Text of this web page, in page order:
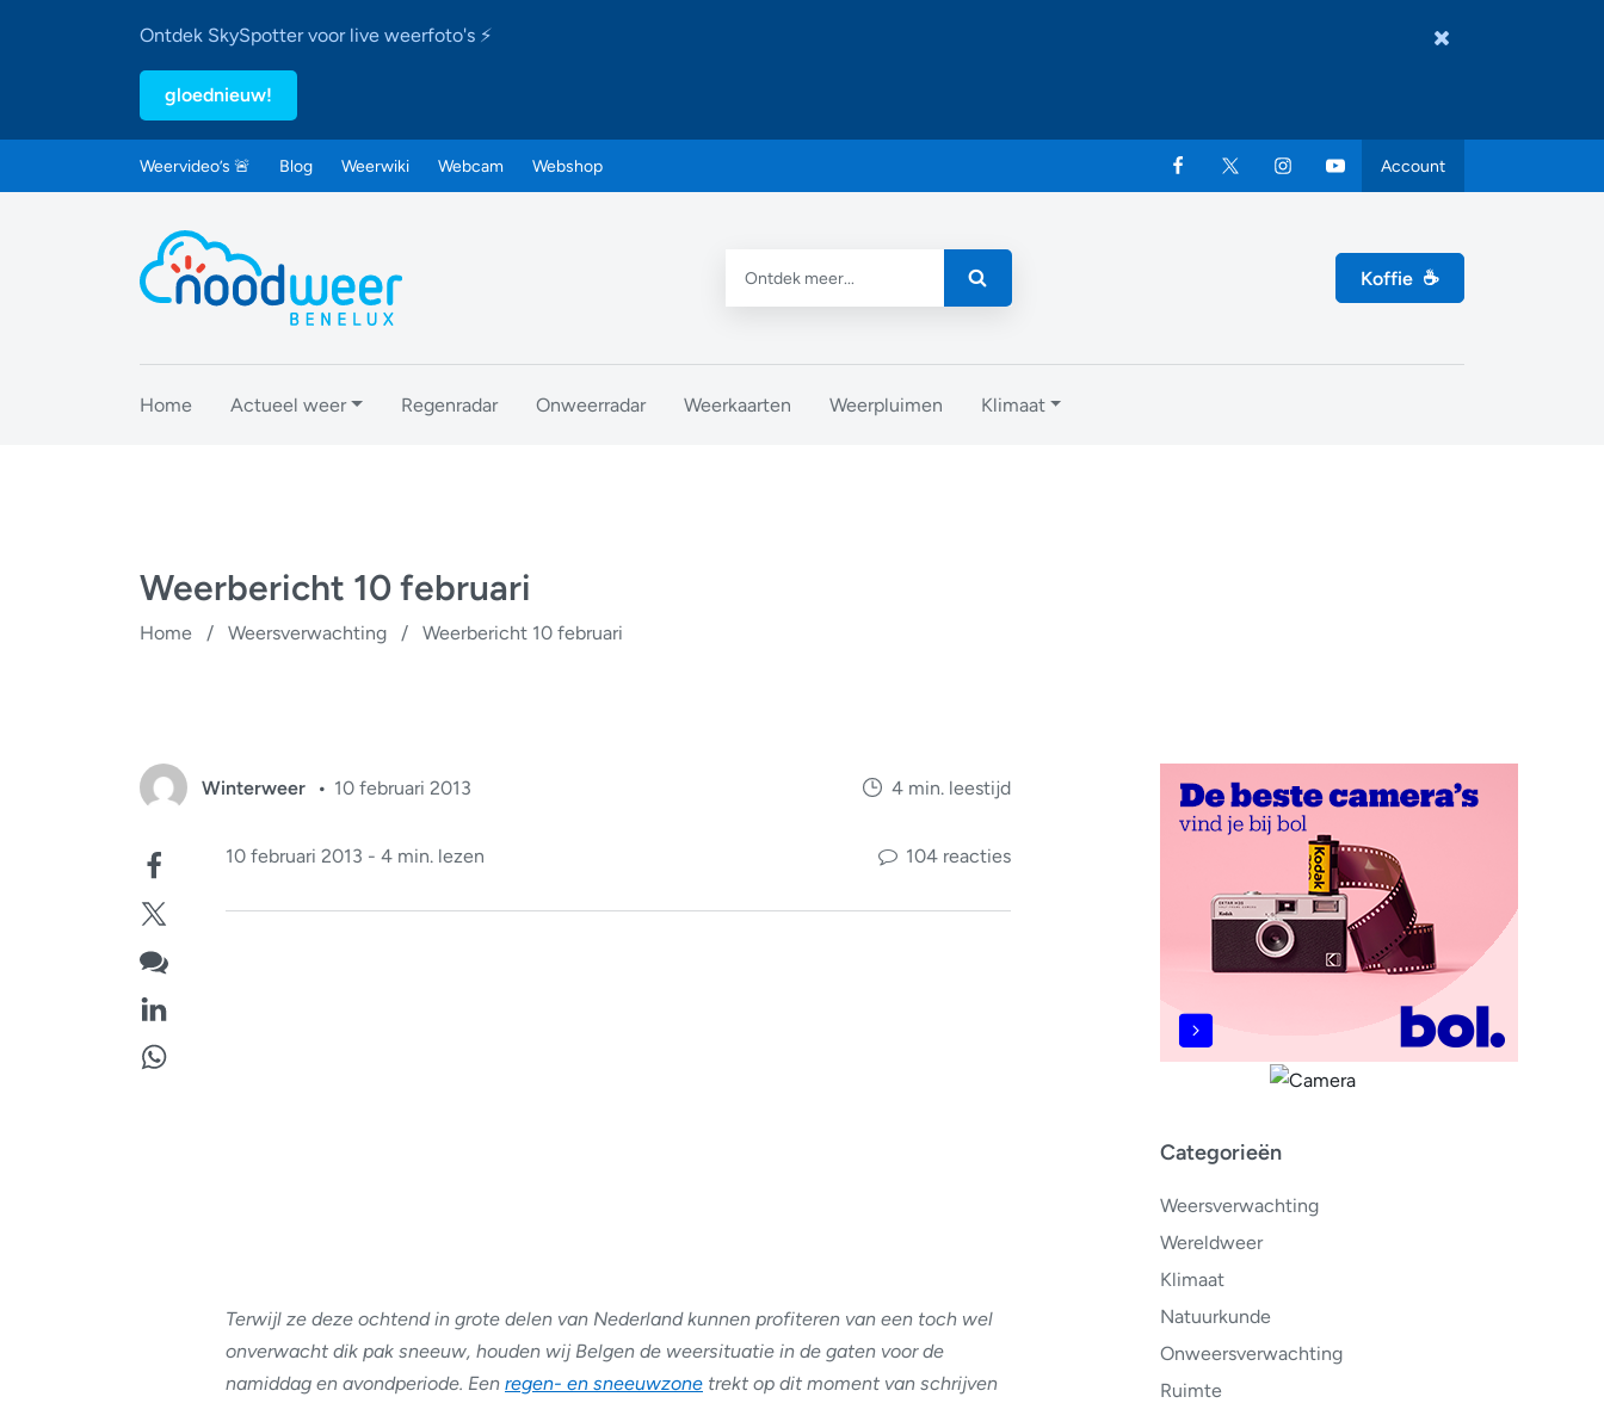
Ontdek SkySpotter voor live weerfoto's ⚡
gloednieuw!
Weervideo’s 🚨 Blog Weerwiki Webcam Webshop Account
Koffie ☕
Home Actueel weer Regenradar Onweerradar Weerkaarten Weerpluimen Klimaat
Weerbericht 10 februari
Home / Weersverwachting / Weerbericht 10 februari
Categorieën
Weersverwachting
Wereldweer
Klimaat
Natuurkunde
Onweersverwachting
Ruimte
Winterweer 10 februari 2013 4 min. leestijd
10 februari 2013 - 4 min. lezen 104 reacties
Terwijl ze deze ochtend in grote delen van Nederland kunnen profiteren van een toch wel
onverwacht dik pak sneeuw, houden wij Belgen de weersituatie in de gaten voor de
namiddag en avondperiode. Een regen- en sneeuwzone trekt op dit moment van schrijven